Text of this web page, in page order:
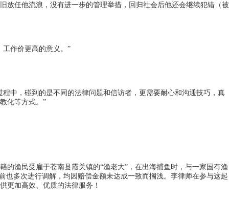
放任他流浪，没有进一步的管理举措，回归社会后他还会继续犯错（被
作价更高的意义。”
，碰到的是不同的法律问题和信访者，更需要耐心和沟通技巧，真
化等方式。”
渔民受雇于苍南县霞关镇的“渔老大”，在出海捕鱼时，与一家国有渔
多次进行调解，均因赔偿金额未达成一致而搁浅。李律师在参与这起
更加高效、优质的法律服务！